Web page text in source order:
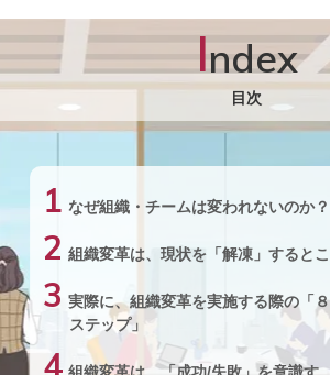
Index
目次
1 なぜ組織・チームは変われないのか？
2 組織変革は、現状を「解凍」すると
3 実際に、組織変革を実施する際の「
ステップ」
4